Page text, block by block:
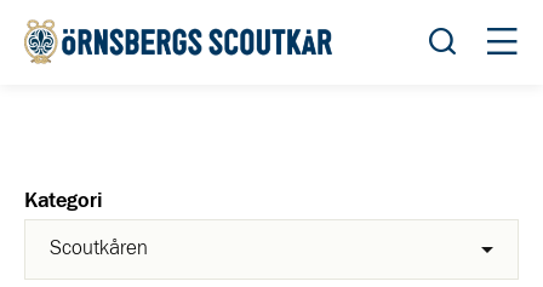
Öppna
Kategori